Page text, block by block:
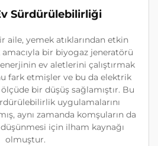
Sürdürülebilirliği
aile, yemek atıklarından etkin
bir biyogaz jeneratörü
ev aletlerini çalıştırmak
fark etmişler ve bu da elektrik
bir düşüş sağlamıştır. Bu
uygulamalarını
aynı zamanda komşuların da
için ilham kaynağı
olmuştur.